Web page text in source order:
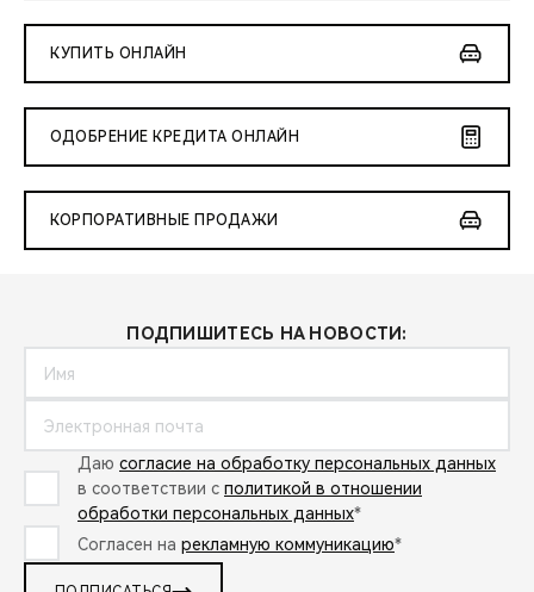
КУПИТЬ ОНЛАЙН
ОДОБРЕНИЕ КРЕДИТА ОНЛАЙН
КОРПОРАТИВНЫЕ ПРОДАЖИ
ПОДПИШИТЕСЬ НА НОВОСТИ:
Даю согласие на обработку персональных данных
в соответствии с политикой в отношении
обработки персональных данных*
Согласен на рекламную коммуникацию*